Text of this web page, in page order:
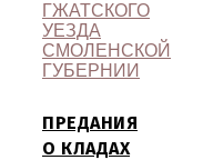
ПРЕДАНИЯ
О КЛАДАХ